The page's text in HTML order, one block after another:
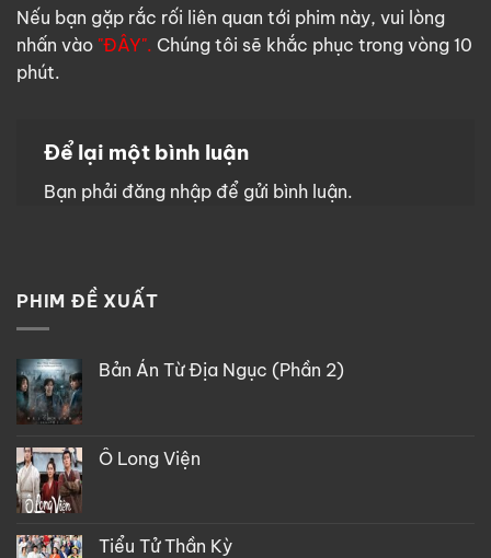
Nếu bạn gặp rắc rối liên quan tới phim này, vui lòng
nhấn vào "ĐÂY". Chúng tôi sẽ khắc phục trong vòng 10
phút.
Để lại một bình luận
Bạn phải đăng nhập để gửi bình luận.
PHIM ĐỀ XUẤT
Bản Án Từ Địa Ngục (Phần 2)
Ô Long Viện
Tiểu Tử Thần Kỳ